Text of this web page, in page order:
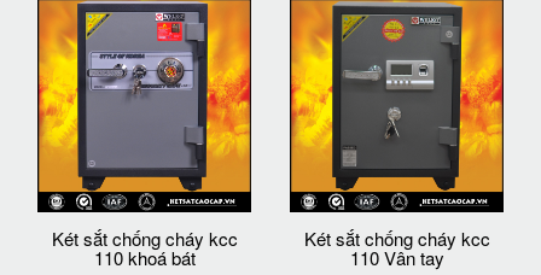
Két sắt chống cháy kcc
110 khoá bát
Két sắt chống cháy kcc
110 Vân tay